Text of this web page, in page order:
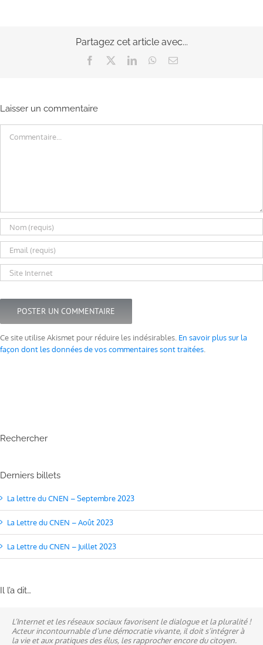
Partagez cet article avec...
Facebook LinkedInWhatsApp
Email
Laisser un commentaire
Ce site utilise Akismet pour réduire les indésirables. En savoir plus sur la
façon dont les données de vos commentaires sont traitées
Rechercher
Derniers billets
La lettre du CNEN – Septembre 2023
La Lettre du CNEN – Août 2023
La Lettre du CNEN – Juillet 2023
Il l’a dit…
L’Internet et les réseaux sociaux favorisent le dialogue et la pluralité !
Acteur incontournable d’une démocratie vivante, il doit s’intégrer à
la vie et aux pratiques des élus, les rapprocher encore du citoyen.
Ne pas subir, mais construire son destin, telle est la philosophie qui
n’a cessé de mobiliser la ville d’Alençon, son agglomération et ses
élus.
A mes yeux, la politique est synonyme de service : un sénateur doit
être au service des élus et des communes comme un maire sait si bien
l’être au service des habitants.